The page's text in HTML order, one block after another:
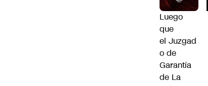
Luego
que
el Juzgad
o de
Garantía
de La